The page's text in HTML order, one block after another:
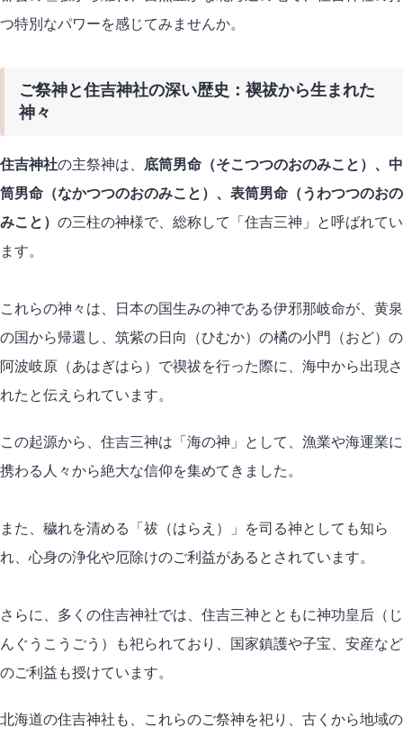
つ特別なパワーを感じてみませんか。
ご祭神と住吉神社の深い歴史：禊祓から生まれた
神々
住吉神社の主祭神は、 底筒男命（そこつつのおのみこと）、中
筒男命（なかつつのおのみこと）、表筒男命（うわつつのおの
みこと） の三柱の神様で、総称して「住吉三神」と呼ばれてい
ます。
これらの神々は、日本の国生みの神である伊邪那岐命が、黄泉
の国から帰還し、筑紫の日向（ひむか）の橘の小門（おど）の
阿波岐原（あはぎはら）で禊祓を行った際に、海中から出現さ
れたと伝えられています。
この起源から、住吉三神は「海の神」として、漁業や海運業に
携わる人々から絶大な信仰を集めてきました。
また、穢れを清める「祓（はらえ）」を司る神としても知ら
れ、心身の浄化や厄除けのご利益があるとされています。
さらに、多くの住吉神社では、住吉三神とともに神功皇后（じ
んぐうこうごう）も祀られており、国家鎮護や子宝、安産など
のご利益も授けています。
北海道の住吉神社も、これらのご祭神を祀り、古くから地域の